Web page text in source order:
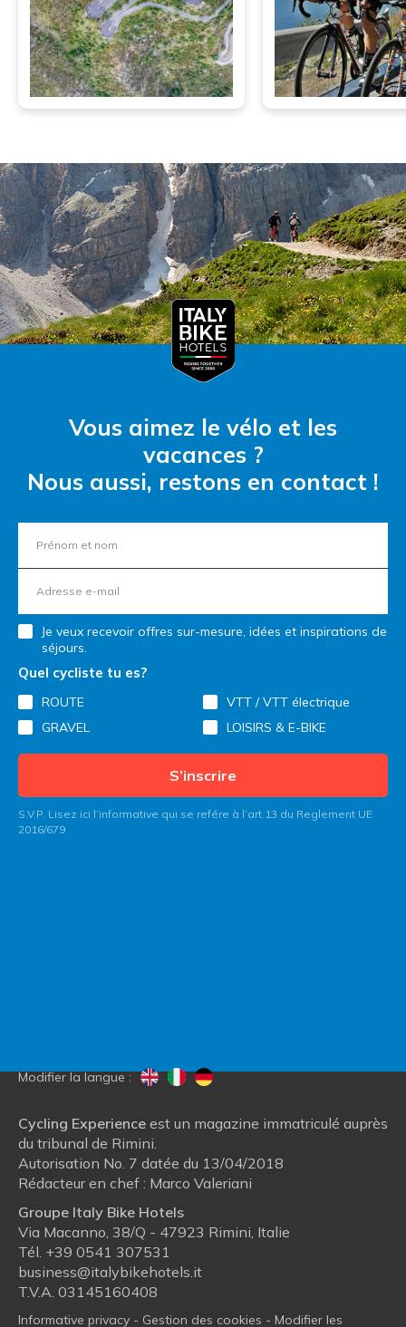
Vous aimez le vélo et les
vacances ?
Nous aussi, restons en contact !
Je veux recevoir offres sur-mesure, idées et inspirations de
séjours.
Quel cycliste tu es?
ROUTE
VTT / VTT électrique
GRAVEL
LOISIRS & E-BIKE
S’inscrire
S.V.P. Lisez ici l’informative qui se refére à l’art.13 du Reglement UE
2016/679
Modifier la langue :
Cycling Experience est un magazine immatriculé auprès
du tribunal de Rimini.
Autorisation No. 7 datée du 13/04/2018
Rédacteur en chef : Marco Valeriani
Groupe Italy Bike Hotels
Via Macanno, 38/Q - 47923 Rimini, Italie
Tél. +39 0541 307531
business@italybikehotels.it
T.V.A. 03145160408
Informative privacy - Gestion des cookies - Modifier les